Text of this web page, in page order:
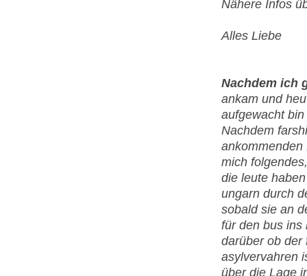
Nähere Infos
Alles Liebe
Nachdem ich
ankam und
aufgewacht
Nachdem
ankommenden
mich
die leute
ungarn durch
sobald sie an
für den bus ins
darüber ob der
asylvervahren
über die Lage